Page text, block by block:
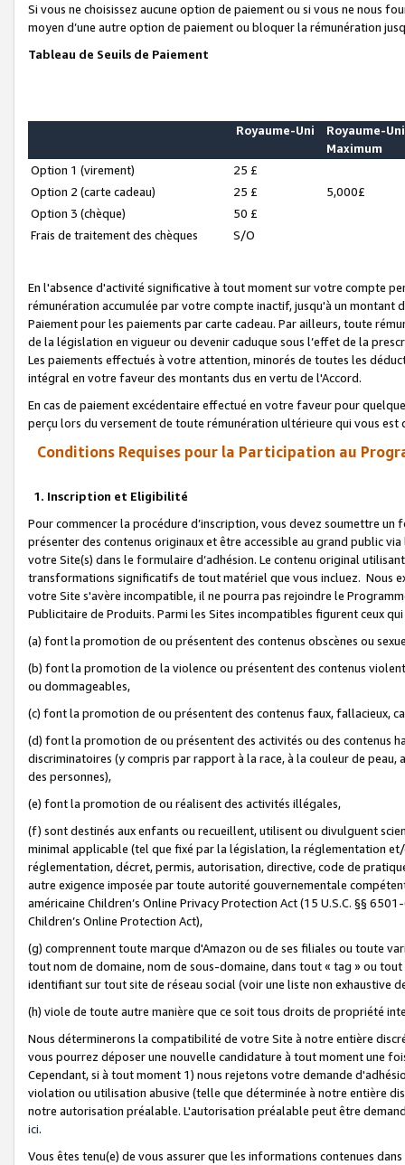
Si vous ne choisissez aucune option de paiement ou si vous ne nous
moyen d’une autre option de paiement ou bloquer la rémunération
Tableau de Seuils de Paiement
Royaume-Uni
Royaume-Uni
Maximum
Option 1 (virement)
25 £
Option 2 (carte cadeau)
25 £
5,000£
Option 3 (chèque)
50 £
Frais de traitement des chèques
S/O
En l'absence d'activité significative à tout moment sur votre compte
rémunération accumulée par votre compte inactif, jusqu'à un montant
Paiement pour les paiements par carte cadeau. Par ailleurs, toute
de la législation en vigueur ou devenir caduque sous l’effet de la
Les paiements effectués à votre attention, minorés de toutes les
intégral en votre faveur des montants dus en vertu de l'Accord.
En cas de paiement excédentaire effectué en votre faveur pour
perçu lors du versement de toute rémunération ultérieure qui vous est
Conditions Requises pour la Participation au
1. Inscription et Eligibilité
Pour commencer la procédure d’inscription, vous devez soumettre
présenter des contenus originaux et être accessible au grand public
votre Site(s) dans le formulaire d’adhésion. Le contenu original
transformations significatifs de tout matériel que vous incluez. Nous
votre Site s'avère incompatible, il ne pourra pas rejoindre le
Publicitaire de Produits. Parmi les Sites incompatibles figurent ceux
(a) font la promotion de ou présentent des contenus obscènes ou
(b) font la promotion de la violence ou présentent des contenus
ou dommageables,
(c) font la promotion de ou présentent des contenus faux, fallacieux,
(d) font la promotion de ou présentent des activités ou des contenus
discriminatoires (y compris par rapport à la race, à la couleur de
des personnes),
(e) font la promotion de ou réalisent des activités illégales,
(f) sont destinés aux enfants ou recueillent, utilisent ou divulguent
minimal applicable (tel que fixé par la législation, la réglementation
réglementation, décret, permis, autorisation, directive, code de
autre exigence imposée par toute autorité gouvernementale
américaine Children’s Online Privacy Protection Act (15 U.S.C. §§
Children’s Online Protection Act),
(g) comprennent toute marque d'Amazon ou de ses filiales ou toute
tout nom de domaine, nom de sous-domaine, dans tout « tag » ou
identifiant sur tout site de réseau social (voir une liste non exhaustive
(h) viole de toute autre manière que ce soit tous droits de propriété
Nous déterminerons la compatibilité de votre Site à notre entière
vous pourrez déposer une nouvelle candidature à tout moment une
Cependant, si à tout moment 1) nous rejetons votre demande
violation ou utilisation abusive (telle que déterminée à notre entière
notre autorisation préalable. L'autorisation préalable peut être
ici.
Vous êtes tenu(e) de vous assurer que les informations contenues